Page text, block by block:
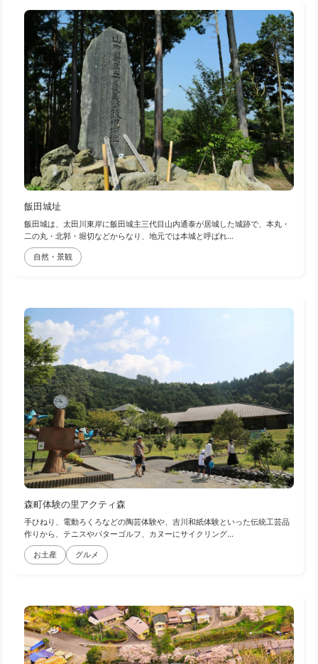
飯田城址
飯田城は、太田川東岸に飯田城主三代目山内通泰が居城した城跡で、本丸・
二の丸・北郭・堀切などからなり、地元では本城と呼ばれ...
自然・景観
森町体験の里アクティ森
手ひねり、電動ろくろなどの陶芸体験や、吉川和紙体験といった伝統工芸品
作りから、テニスやパターゴルフ、カヌーにサイクリング...
お土産 グルメ